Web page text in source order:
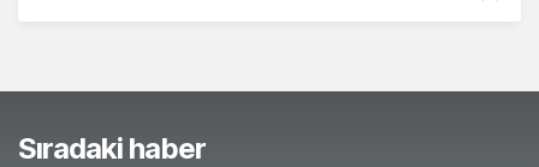
Sıradaki haber